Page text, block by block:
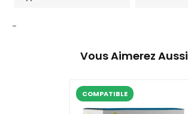
-
Vous Aimerez Aussi
COMPATIBLE